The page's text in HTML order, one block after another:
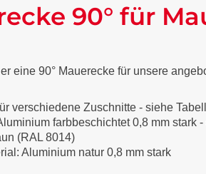
90° für
eine 90° Mauerecke für unsere
verschiedene Zuschnitte - siehe
farbbeschichtet 0,8 mm
(RAL 8014)
Aluminium natur 0,8 mm stark